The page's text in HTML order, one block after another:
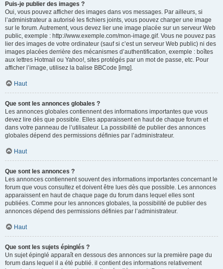
Puis-je publier des images ?
Oui, vous pouvez afficher des images dans vos messages. Par ailleurs, si
l’administrateur a autorisé les fichiers joints, vous pouvez charger une image
sur le forum. Autrement, vous devez lier une image placée sur un serveur Web
public, exemple : http://www.exemple.com/mon-image.gif. Vous ne pouvez pas
lier des images de votre ordinateur (sauf si c’est un serveur Web public) ni des
images placées derrière des mécanismes d’authentification, exemple : boîtes
aux lettres Hotmail ou Yahoo!, sites protégés par un mot de passe, etc. Pour
afficher l’image, utilisez la balise BBCode [img].
Haut
Que sont les annonces globales ?
Les annonces globales contiennent des informations importantes que vous
devez lire dès que possible. Elles apparaissent en haut de chaque forum et
dans votre panneau de l’utilisateur. La possibilité de publier des annonces
globales dépend des permissions définies par l’administrateur.
Haut
Que sont les annonces ?
Les annonces contiennent souvent des informations importantes concernant le
forum que vous consultez et doivent être lues dès que possible. Les annonces
apparaissent en haut de chaque page du forum dans lequel elles sont
publiées. Comme pour les annonces globales, la possibilité de publier des
annonces dépend des permissions définies par l’administrateur.
Haut
Que sont les sujets épinglés ?
Un sujet épinglé apparaît en dessous des annonces sur la première page du
forum dans lequel il a été publié. il contient des informations relativement